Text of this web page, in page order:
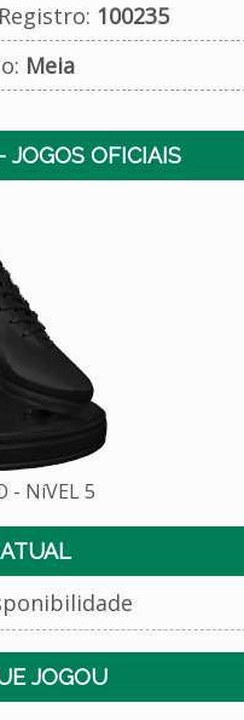
100235
Meia
JOGOS OFICIAIS
- NíVEL 5
JOGOU